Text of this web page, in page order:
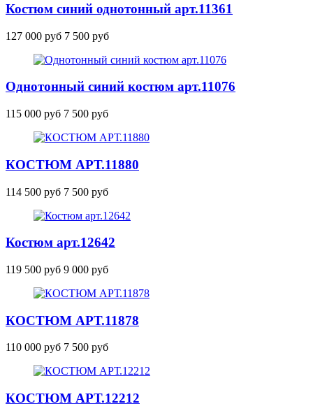
Костюм синий однотонный арт.11361
127 000 руб 7 500 руб
Однотонный синий костюм арт.11076
115 000 руб 7 500 руб
КОСТЮМ АРТ.11880
114 500 руб 7 500 руб
Костюм арт.12642
119 500 руб 9 000 руб
КОСТЮМ АРТ.11878
110 000 руб 7 500 руб
КОСТЮМ АРТ.12212